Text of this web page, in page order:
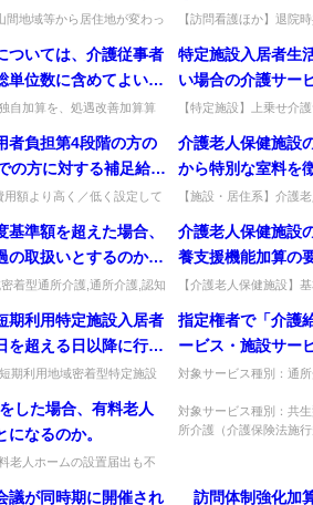
象はどうなるのか。
間地域等から居住地が変わっ
【訪問看護ほか】退院
ついては、介護従事者
単位数に含めてよい
自加算を、処遇改善加算算
特定施設入居者生
い場合の介護サー
されているが、サ
【特定施設】上乗せ介
者負担第4段階の方の
の方に対する補足給付
よいか。
用額より高く／低く設定して
介護老人保健施設
から特別な室料を
【施設・居住系】介護
準額を超えた場合、
取扱いとするのか。
か。
着型通所介護,通所介護,認知
介護老人保健施設
養支援機能加算の
間」及び「算定日
【介護老人保健施設】
期利用特定施設入居者
超える日以降に行っ
いては、短期利用特定
介護の利用実績があ
期利用地域密着型特定施設
指定権者で「介護
ービス・施設サー
ればよいか。
対象サービス種別：通
した場合、有料老人
なるのか。
老人ホームの設置届出も不
対象サービス種別：共
所介護（介護保険法施
議が同時期に開催され 訪問体制強化加